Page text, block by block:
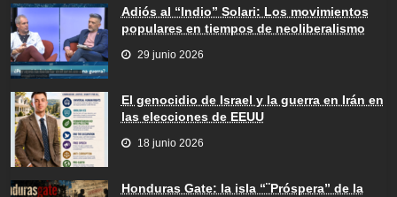
Adiós al “Indio” Solari: Los movimientos
populares en tiempos de neoliberalismo
29 junio 2026
El genocidio de Israel y la guerra en Irán en
las elecciones de EEUU
18 junio 2026
Honduras Gate: la isla “¨Próspera” de la